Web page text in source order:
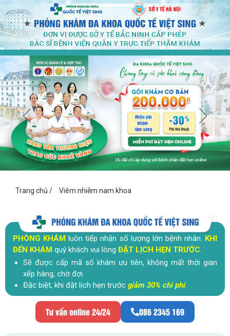
Trang chủ / Viêm nhiễm nam khoa
PHÒNG KHÁM luôn tiếp nhận số lượng lớn bệnh nhân. KHI
ĐẾN KHÁM quý khách vui lòng ĐẶT LỊCH HẸN TRƯỚC.
Sẽ được cấp mã số khám ưu tiên, không mất thời gian
xếp hàng, chờ đợi.
Đặc biệt, khi đặt lịch hẹn trước giảm 30% chi phí.
Tư vấn online 24/24 086 2345 169